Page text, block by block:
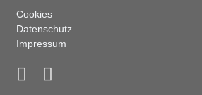
Cookies
Datenschutz
Impressum